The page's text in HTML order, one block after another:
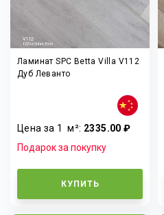
Ламинат SPC Betta Villa V112
Дуб Леванто
Цена за 1м²: 2335.00 ₽
Подарок за покупку
КУПИТЬ